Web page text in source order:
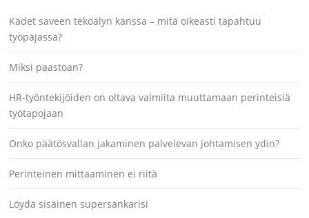
Kädet saveen tekoälyn kanssa – mitä oikeasti tapahtuu
työpajassa?
Miksi paastoan?
HR-työntekijöiden on oltava valmiita muuttamaan perinteisiä
työtapojaan
Onko päätösvallan jakaminen palvelevan johtamisen ydin?
Perinteinen mittaaminen ei riitä
Löydä sisäinen supersankarisi